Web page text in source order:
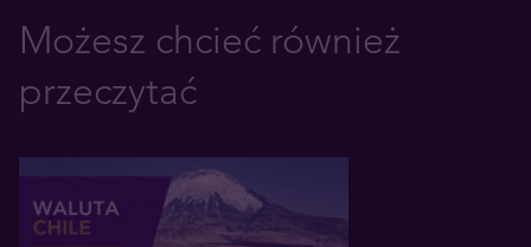
Możesz chcieć również
przeczytać